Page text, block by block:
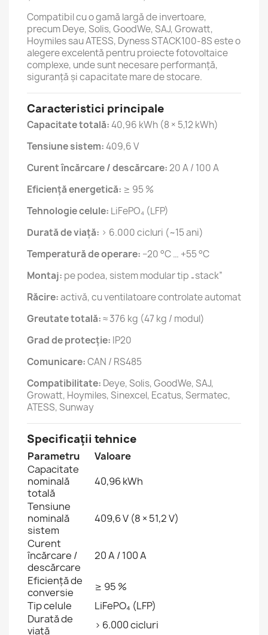
Compatibil cu o gamă largă de invertoare,
precum Deye, Solis, GoodWe, SAJ, Growatt,
Hoymiles sau ATESS, Dyness STACK100-8S este o
alegere excelentă pentru proiecte fotovoltaice
complexe, unde sunt necesare performanță,
siguranță și capacitate mare de stocare.
Caracteristici principale
Capacitate totală:40,96 kWh (8 × 5,12 kWh)
Tensiune sistem:409,6 V
Curent încărcare / descărcare:20 A / 100 A
Eficiență energetică: ≥ 95 %
Tehnologie celule: LiFePO₄ (LFP)
Durată de viață: > 6.000 cicluri (~15 ani)
Temperatură de operare: −20 °C … +55 °C
Montaj: pe podea, sistem modular tip „stack”
Răcire:activă, cu ventilatoare controlate automat
Greutate totală:≈ 376 kg (47 kg / modul)
Grad de protecție: IP20
Comunicare:CAN / RS485
Compatibilitate: Deye, Solis, GoodWe, SAJ,
Growatt, Hoymiles, Sinexcel, Ecatus, Sermatec,
ATESS, Sunway
Specificații tehnice
Parametru
Valoare
Capacitate
nominală
totală
40,96 kWh
Tensiune
nominală
sistem
409,6 V (8 × 51,2 V)
Curent
încărcare /
descărcare
20 A / 100 A
Eficiență de
conversie
≥ 95 %
Tip celule
LiFePO₄ (LFP)
Durată de
viață
> 6.000 cicluri